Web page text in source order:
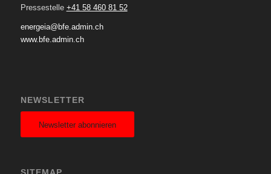
Pressestelle +41 58 460 81 52
energeia@bfe.admin.ch
www.bfe.admin.ch
NEWSLETTER
Newsletter abonnieren